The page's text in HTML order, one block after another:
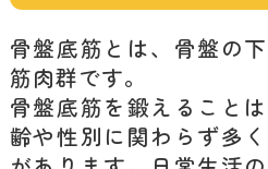
骨盤底筋とは、骨盤の
筋肉群です。
骨盤底筋を鍛えること
齢や性別に関わらず多